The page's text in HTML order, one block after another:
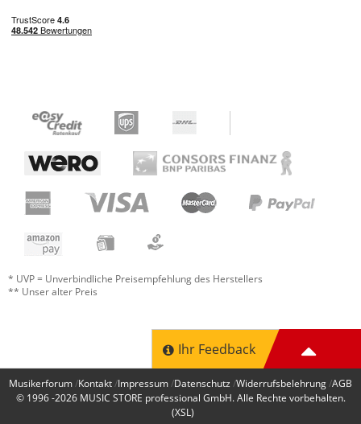
* UVP = Unverbindliche Preisempfehlung des Herstellers
** Unser alter Preis
Ihr Feedback
Musikerforum Kontakt Impressum Datenschutz Widerrufsbelehrung AGB
© 1996 -2026 MUSIC STORE professional GmbH. Alle Rechte vorbehalten.
(XSL)